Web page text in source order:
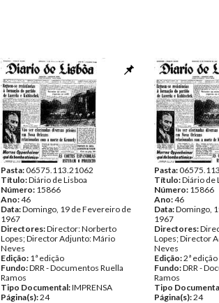
Pasta:06575.113.21062
Título:Diário de Lisboa
Número: 15866
Ano:46
Data:Domingo, 19 de Fevereiro de
1967
Directores:Director: Norberto
Lopes; Director Adjunto: Mário
Neves
Edição: 1ª edição
Fundo:DRR - Documentos Ruella
Ramos
Tipo Documental:IMPRENSA
Página(s):24
Pasta:
Título:Diário de
Número: 15866
Ano:46
Data:Domingo,
1967
Directores:
Lopes; Director
Neves
Edição:2ª edição
Fundo:DRR -
Ramos
Tipo
Página(s):24